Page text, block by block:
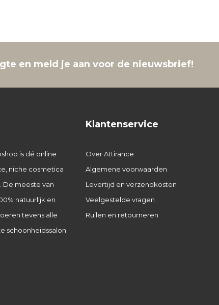
en meld je aan voor de nieuwsbrief!
is dé online
niche cosmetica
De meeste van
natuurlijk en
tevens alle
schoonheidssalon.
Klantenservice
Over Attirance
Algemene voorwaarden
Levertijd en verzendkosten
Veelgestelde vragen
Ruilen en retourneren